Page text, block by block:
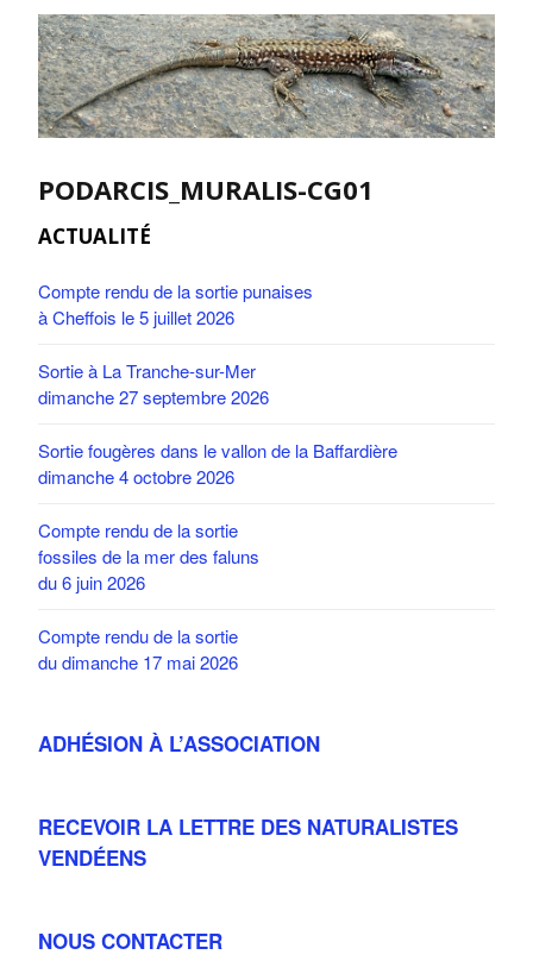
PODARCIS_MURALIS-CG01
ACTUALITÉ
Compte rendu de la sortie punaises
à Cheffois le 5 juillet 2026
Sortie à La Tranche-sur-Mer
dimanche 27 septembre 2026
Sortie fougères dans le vallon de la Baffardière
dimanche 4 octobre 2026
Compte rendu de la sortie
fossiles de la mer des faluns
du 6 juin 2026
Compte rendu de la sortie
du dimanche 17 mai 2026
ADHÉSION À L’ASSOCIATION
RECEVOIR LA LETTRE DES NATURALISTES
VENDÉENS
NOUS CONTACTER